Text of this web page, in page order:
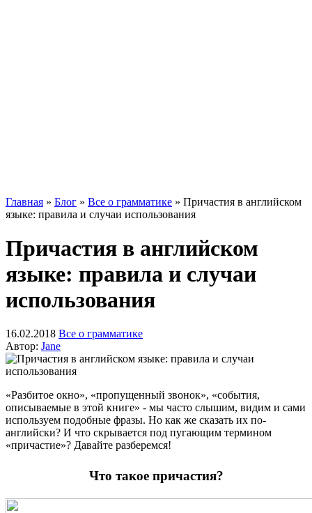
Главная » Блог » Все о грамматике » Причастия в английском
языке: правила и случаи использования
Причастия в английском
языке: правила и случаи
использования
16.02.2018 Все о грамматике
Автор: Jane
«Разбитое окно», «пропущенный звонок», «события,
описываемые в этой книге» - мы часто слышим, видим и сами
используем подобные фразы. Но как же сказать их по-
английски? И что скрывается под пугающим термином
«причастие»? Давайте разберемся!
Что такое причастия?